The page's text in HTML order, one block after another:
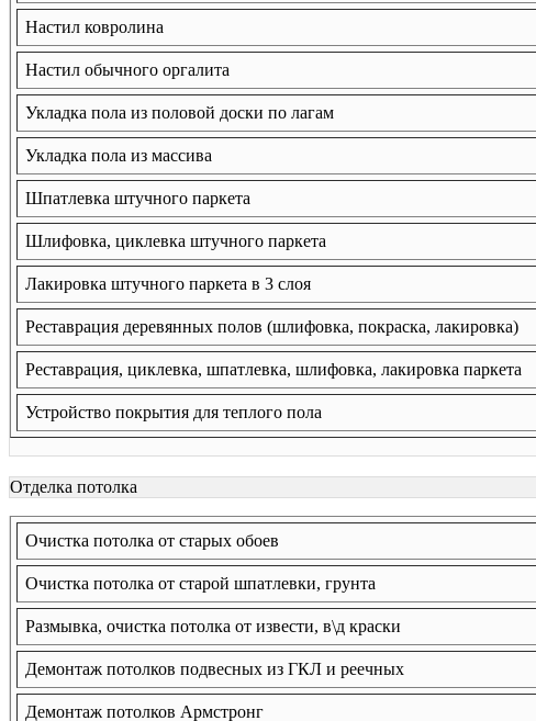
Настил ковролина
Настил обычного оргалита
Укладка пола из половой доски по лагам
Укладка пола из массива
Шпатлевка штучного паркета
Шлифовка, циклевка штучного паркета
Лакировка штучного паркета в 3 слоя
Реставрация деревянных полов (шлифовка, покраска, лакировка)
Реставрация, циклевка, шпатлевка, шлифовка, лакировка паркета
Устройство покрытия для теплого пола
Отделка потолка
Очистка потолка от старых обоев
Очистка потолка от старой шпатлевки, грунта
Размывка, очистка потолка от извести, в\д краски
Демонтаж потолков подвесных из ГКЛ и реечных
Демонтаж потолков Армстронг